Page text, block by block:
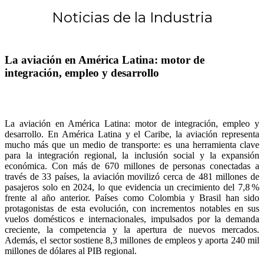
Noticias de la Industria
La aviación en América Latina: motor de
integración, empleo y desarrollo
La aviación en América Latina: motor de integración, empleo y
desarrollo. En América Latina y el Caribe, la aviación representa
mucho más que un medio de transporte: es una herramienta clave
para la integración regional, la inclusión social y la expansión
económica. Con más de 670 millones de personas conectadas a
través de 33 países, la aviación movilizó cerca de 481 millones de
pasajeros solo en 2024, lo que evidencia un crecimiento del 7,8 %
frente al año anterior. Países como Colombia y Brasil han sido
protagonistas de esta evolución, con incrementos notables en sus
vuelos domésticos e internacionales, impulsados por la demanda
creciente, la competencia y la apertura de nuevos mercados.
Además, el sector sostiene 8,3 millones de empleos y aporta 240 mil
millones de dólares al PIB regional.